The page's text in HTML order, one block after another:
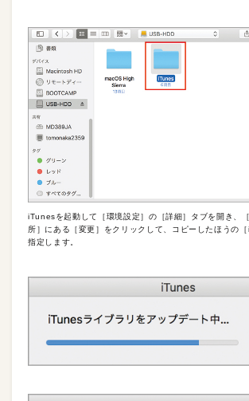
iTunesを起動して［環境設定］の［詳細］タブを開き、
所］にある［変更］をクリックして、コピーしたほうの
指定します。